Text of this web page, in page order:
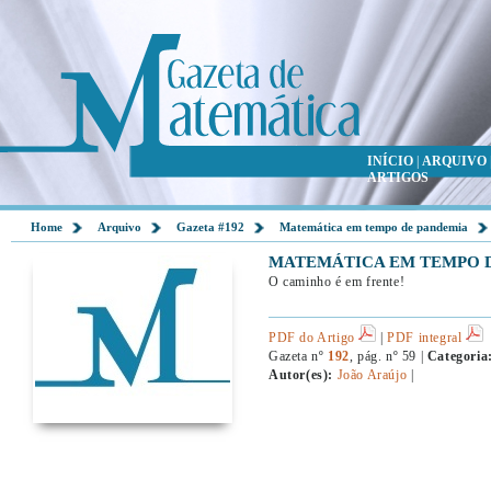
INÍCIO ARQUIVO
ARTIGOS
Home Arquivo Gazeta #192 Matemática em tempo de pandemia
MATEMÁTICA EM TEMPO
O caminho é em frente!
PDF do Artigo |PDF integral
Gazeta nº 192, pág. nº 59 |
Autor(es): João Araújo